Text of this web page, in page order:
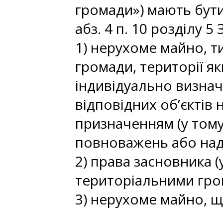
громади») мають
абз. 4 п. 10 розділу 5
1) нерухоме майно,
громади, території
індивідуально
відповідних
призначенням (у тому
повноважень або
2) права засновника
територіальними
3) нерухоме майно,